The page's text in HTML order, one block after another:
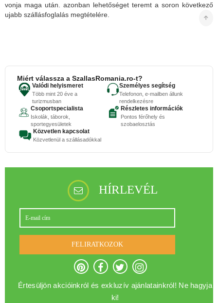
vonja maga után. azonban lehetőséget teremt a soron következő
ujabb szállásfoglalás megtételére.
Miért válassza a SzallasRomania.ro-t?
Valódi helyismeret
Több mint 20 éve a
turizmusban
Személyes segítség
Telefonon, e-mailben állunk
rendelkezésre
Csoportspecialista
Iskolák, táborok,
sportegyesületek
Részletes információk
Pontos férőhely és
szobaelosztás
Közvetlen kapcsolat
Közvetlenül a szállásadókkal
HÍRLEVÉL
FELIRATKOZOK
Értesüljön akcióinkról és exkluzív ajánlatainkról! Ne hagyja
ki!